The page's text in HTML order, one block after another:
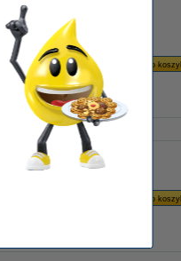
123drukuj